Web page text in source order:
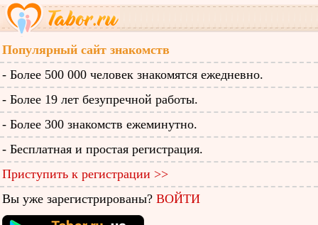
Популярный сайт знакомств
- Более 500 000 человек знакомятся ежедневно.
- Более 19 лет безупречной работы.
- Более 300 знакомств ежеминутно.
- Бесплатная и простая регистрация.
Приступить к регистрации >>
Вы уже зарегистрированы? ВОЙТИ